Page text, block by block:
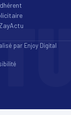
par Enjoy Digital